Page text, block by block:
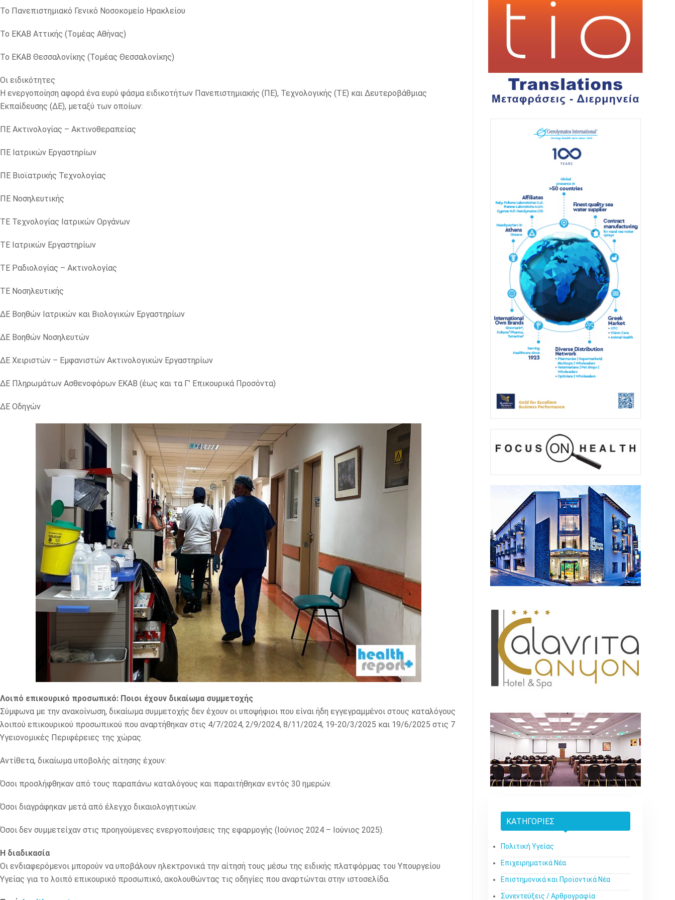
Το Πανεπιστημιακό Γενικό Νοσοκομείο Ηρακλείου
Το ΕΚΑΒ Αττικής (Τομέας Αθήνας)
Το ΕΚΑΒ Θεσσαλονίκης (Τομέας Θεσσαλονίκης)
Οι ειδικότητες
Η ενεργοποίηση αφορά ένα ευρύ φάσμα ειδικοτήτων Πανεπιστημιακής (ΠΕ), Τεχνολογικής (ΤΕ) και Δευτεροβάθμιας
Εκπαίδευσης (ΔΕ), μεταξύ των οποίων:
ΠΕ Ακτινολογίας – Ακτινοθεραπείας
ΠΕ Ιατρικών Εργαστηρίων
ΠΕ Βιοϊατρικής Τεχνολογίας
ΠΕ Νοσηλευτικής
ΤΕ Τεχνολογίας Ιατρικών Οργάνων
ΤΕ Ιατρικών Εργαστηρίων
ΤΕ Ραδιολογίας – Ακτινολογίας
ΤΕ Νοσηλευτικής
ΔΕ Βοηθών Ιατρικών και Βιολογικών Εργαστηρίων
ΔΕ Βοηθών Νοσηλευτών
ΔΕ Χειριστών – Εμφανιστών Ακτινολογικών Εργαστηρίων
ΔΕ Πληρωμάτων Ασθενοφόρων ΕΚΑΒ (έως και τα Γ’ Επικουρικά Προσόντα)
ΔΕ Οδηγών
Λοιπό επικουρικό προσωπικό: Ποιοι έχουν δικαίωμα συμμετοχής
Σύμφωνα με την ανακοίνωση, δικαίωμα συμμετοχής δεν έχουν οι υποψήφιοι που είναι ήδη εγγεγραμμένοι στους καταλόγους
λοιπού επικουρικού προσωπικού που αναρτήθηκαν στις 4/7/2024, 2/9/2024, 8/11/2024, 19-20/3/2025 και 19/6/2025 στις 7
Υγειονομικές Περιφέρειες της χώρας.
Αντίθετα, δικαίωμα υποβολής αίτησης έχουν:
Όσοι προσλήφθηκαν από τους παραπάνω καταλόγους και παραιτήθηκαν εντός 30 ημερών.
Όσοι διαγράφηκαν μετά από έλεγχο δικαιολογητικών.
Όσοι δεν συμμετείχαν στις προηγούμενες ενεργοποιήσεις της εφαρμογής (Ιούνιος 2024 – Ιούνιος 2025).
Η διαδικασία
Οι ενδιαφερόμενοι μπορούν να υποβάλουν ηλεκτρονικά την αίτησή τους μέσω της ειδικής πλατφόρμας του Υπουργείου
Υγείας για το λοιπό επικουρικό προσωπικό, ακολουθώντας τις οδηγίες που αναρτώνται στην ιστοσελίδα.
ΚΑΤΗΓΟΡΊΕΣ
Πολιτική Υγείας
Επιχειρηματικά Νέα
Επιστημονικά και Προϊοντικά Νέα
Συνεντεύξεις / Αρθρογραφία